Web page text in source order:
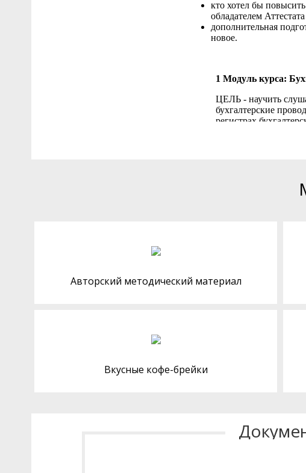
Авторский методический материал
Вкусные кофе-брейки